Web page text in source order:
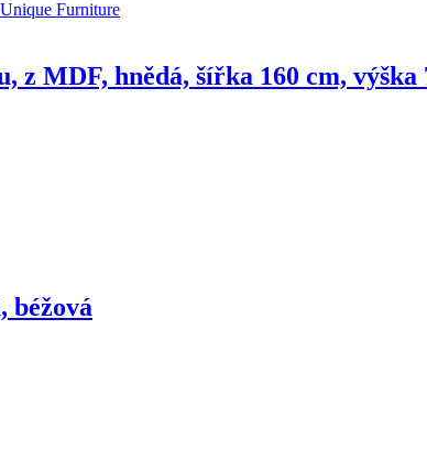
z MDF, hnědá, šířka 160 cm, výška
béžová